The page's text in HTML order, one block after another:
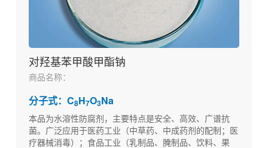
对羟基苯甲酸甲酯钠
商品名称：
分子式：C8H7O3Na
本品为水溶性防腐剂，主要特点是安全、高效、广谱抗
菌。广泛应用于医药工业（中草药、中成药剂的配制；医
疗器械消毒）；食品工业（乳制品、腌制品、饮料、果